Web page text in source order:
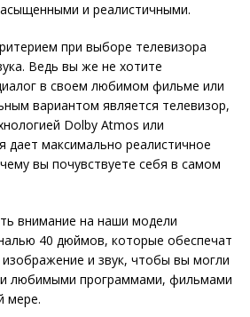
и реалистичными.
при выборе телевизора
Ведь вы же не хотите
в своем любимом фильме или
вариантом является телевизор,
Dolby Atmos или
дает максимально реалистичное
вы почувствуете себя в самом
внимание на наши модели
40 дюймов, которые обеспечат
и звук, чтобы вы могли
любимыми программами, фильмами
мере.